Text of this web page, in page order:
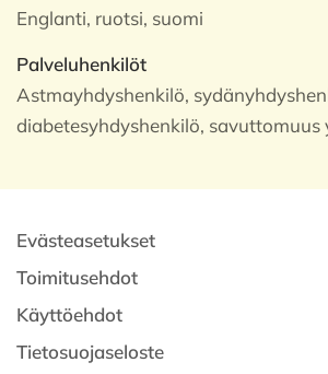
Englanti, ruotsi, suomi
Palveluhenkilöt
Astmayhdyshenkilö,
diabetesyhdyshenkilö, savuttomuus
Evästeasetukset
Toimitusehdot
Käyttöehdot
Tietosuojaseloste